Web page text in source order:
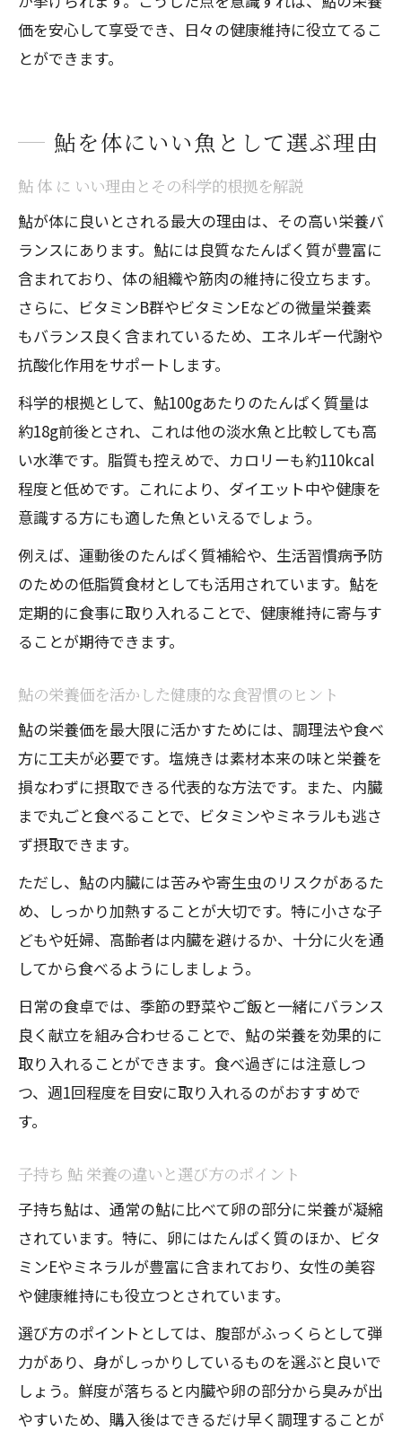
価を安心して享受でき、日々の健康維持に役立てるこ
とができます。
鮎を体にいい魚として選ぶ理由
鮎 体 に いい理由とその科学的根拠を解説
鮎が体に良いとされる最大の理由は、その高い栄養バ
ランスにあります。鮎には良質なたんぱく質が豊富に
含まれており、体の組織や筋肉の維持に役立ちます。
さらに、ビタミンB群やビタミンEなどの微量栄養素
もバランス良く含まれているため、エネルギー代謝や
抗酸化作用をサポートします。
科学的根拠として、鮎100gあたりのたんぱく質量は
約18g前後とされ、これは他の淡水魚と比較しても高
い水準です。脂質も控えめで、カロリーも約110kcal
程度と低めです。これにより、ダイエット中や健康を
意識する方にも適した魚といえるでしょう。
例えば、運動後のたんぱく質補給や、生活習慣病予防
のための低脂質食材としても活用されています。鮎を
定期的に食事に取り入れることで、健康維持に寄与す
ることが期待できます。
鮎の栄養価を活かした健康的な食習慣のヒント
鮎の栄養価を最大限に活かすためには、調理法や食べ
方に工夫が必要です。塩焼きは素材本来の味と栄養を
損なわずに摂取できる代表的な方法です。また、内臓
まで丸ごと食べることで、ビタミンやミネラルも逃さ
ず摂取できます。
ただし、鮎の内臓には苦みや寄生虫のリスクがあるた
め、しっかり加熱することが大切です。特に小さな子
どもや妊婦、高齢者は内臓を避けるか、十分に火を通
してから食べるようにしましょう。
日常の食卓では、季節の野菜やご飯と一緒にバランス
良く献立を組み合わせることで、鮎の栄養を効果的に
取り入れることができます。食べ過ぎには注意しつ
つ、週1回程度を目安に取り入れるのがおすすめで
す。
子持ち 鮎 栄養の違いと選び方のポイント
子持ち鮎は、通常の鮎に比べて卵の部分に栄養が凝縮
されています。特に、卵にはたんぱく質のほか、ビタ
ミンEやミネラルが豊富に含まれており、女性の美容
や健康維持にも役立つとされています。
選び方のポイントとしては、腹部がふっくらとして弾
力があり、身がしっかりしているものを選ぶと良いで
しょう。鮮度が落ちると内臓や卵の部分から臭みが出
やすいため、購入後はできるだけ早く調理することが